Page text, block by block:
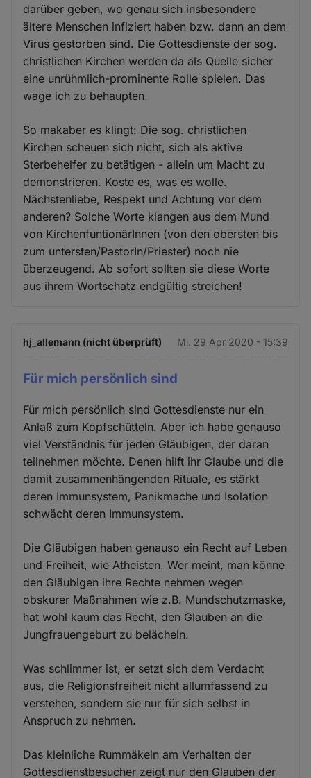
darüber geben, wo genau sich insbesondere
ältere Menschen infiziert haben bzw. dann an dem
Virus gestorben sind. Die Gottesdienste der sog.
christlichen Kirchen werden da als Quelle sicher
eine unrühmlich-prominente Rolle spielen. Das
wage ich zu behaupten.
So makaber es klingt: Die sog. christlichen
Kirchen scheuen sich nicht, sich als aktive
Sterbehelfer zu betätigen - allein um Macht zu
demonstrieren. Koste es, was es wolle.
Nächstenliebe, Respekt und Achtung vor dem
anderen? Solche Worte klangen aus dem Mund
von KirchenfuntionärInnen (von den obersten bis
zum untersten/PastorIn/Priester) noch nie
überzeugend. Ab sofort sollten sie diese Worte
aus ihrem Wortschatz endgültig streichen!
hj_allemann (nicht überprüft) Mi. 29 Apr 2020 - 15:39
Für mich persönlich sind
Für mich persönlich sind Gottesdienste nur ein
Anlaß zum Kopfschütteln. Aber ich habe genauso
viel Verständnis für jeden Gläubigen, der daran
teilnehmen möchte. Denen hilft ihr Glaube und die
damit zusammenhängenden Rituale, es stärkt
deren Immunsystem, Panikmache und Isolation
schwächt deren Immunsystem.
Die Gläubigen haben genauso ein Recht auf Leben
und Freiheit, wie Atheisten. Wer meint, man könne
den Gläubigen ihre Rechte nehmen wegen
obskurer Maßnahmen wie z.B. Mundschutzmaske,
hat wohl kaum das Recht, den Glauben an die
Jungfrauengeburt zu belächeln.
Was schlimmer ist, er setzt sich dem Verdacht
aus, die Religionsfreiheit nicht allumfassend zu
verstehen, sondern sie nur für sich selbst in
Anspruch zu nehmen.
Das kleinliche Rummäkeln am Verhalten der
Gottesdienstbesucher zeigt nur den Glauben der